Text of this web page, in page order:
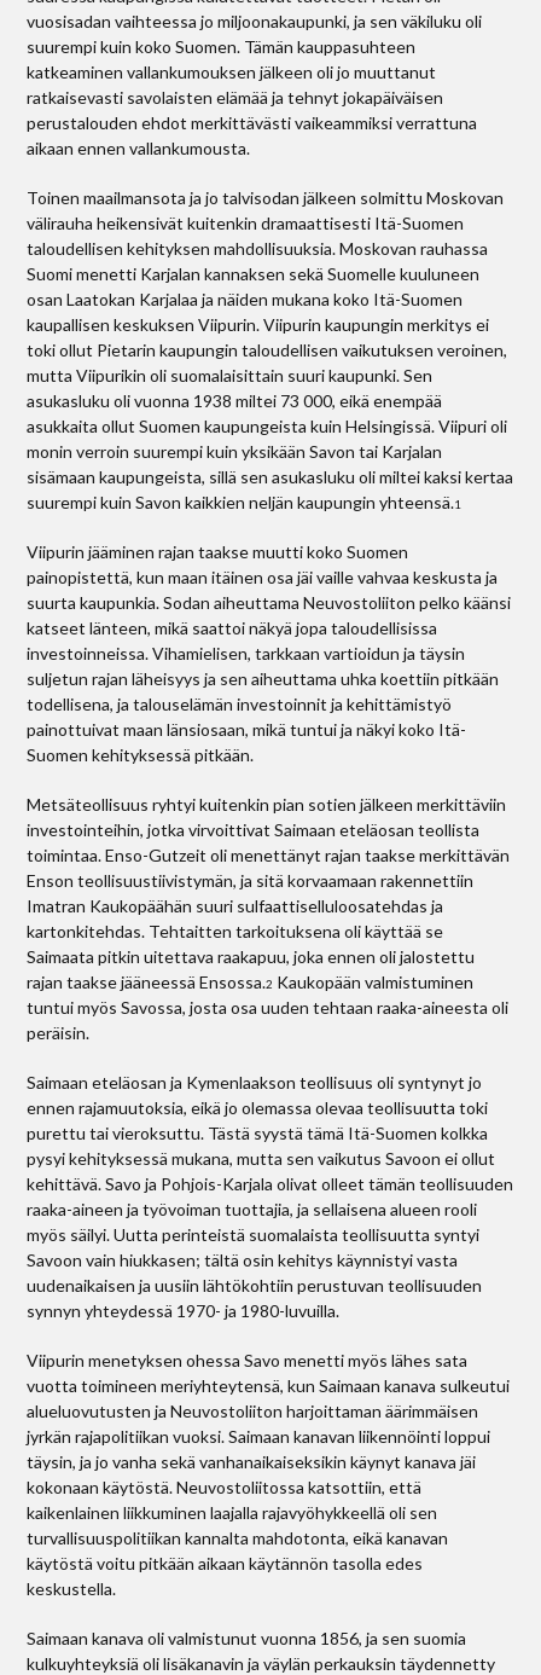
vuosisadan vaihteessa jo miljoonakaupunki, ja sen väkiluku oli
suurempi kuin koko Suomen. Tämän kauppasuhteen
katkeaminen vallankumouksen jälkeen oli jo muuttanut
ratkaisevasti savolaisten elämää ja tehnyt jokapäiväisen
perustalouden ehdot merkittävästi vaikeammiksi verrattuna
aikaan ennen vallankumousta.
Toinen maailmansota ja jo talvisodan jälkeen solmittu Moskovan
välirauha heikensivät kuitenkin dramaattisesti Itä-Suomen
taloudellisen kehityksen mahdollisuuksia. Moskovan rauhassa
Suomi menetti Karjalan kannaksen sekä Suomelle kuuluneen
osan Laatokan Karjalaa ja näiden mukana koko Itä-Suomen
kaupallisen keskuksen Viipurin. Viipurin kaupungin merkitys ei
toki ollut Pietarin kaupungin taloudellisen vaikutuksen veroinen,
mutta Viipurikin oli suomalaisittain suuri kaupunki. Sen
asukasluku oli vuonna 1938 miltei 73 000, eikä enempää
asukkaita ollut Suomen kaupungeista kuin Helsingissä. Viipuri oli
monin verroin suurempi kuin yksikään Savon tai Karjalan
sisämaan kaupungeista, sillä sen asukasluku oli miltei kaksi kertaa
suurempi kuin Savon kaikkien neljän kaupungin yhteensä.1
Viipurin jääminen rajan taakse muutti koko Suomen
painopistettä, kun maan itäinen osa jäi vaille vahvaa keskusta ja
suurta kaupunkia. Sodan aiheuttama Neuvostoliiton pelko käänsi
katseet länteen, mikä saattoi näkyä jopa taloudellisissa
investoinneissa. Vihamielisen, tarkkaan vartioidun ja täysin
suljetun rajan läheisyys ja sen aiheuttama uhka koettiin pitkään
todellisena, ja talouselämän investoinnit ja kehittämistyö
painottuivat maan länsiosaan, mikä tuntui ja näkyi koko Itä-
Suomen kehityksessä pitkään.
Metsäteollisuus ryhtyi kuitenkin pian sotien jälkeen merkittäviin
investointeihin, jotka virvoittivat Saimaan eteläosan teollista
toimintaa. Enso-Gutzeit oli menettänyt rajan taakse merkittävän
Enson teollisuustiivistymän, ja sitä korvaamaan rakennettiin
Imatran Kaukopäähän suuri sulfaattiselluloosatehdas ja
kartonkitehdas. Tehtaitten tarkoituksena oli käyttää se
Saimaata pitkin uitettava raakapuu, joka ennen oli jalostettu
rajan taakse jääneessä Ensossa.2 Kaukopään valmistuminen
tuntui myös Savossa, josta osa uuden tehtaan raaka-aineesta oli
peräisin.
Saimaan eteläosan ja Kymenlaakson teollisuus oli syntynyt jo
ennen rajamuutoksia, eikä jo olemassa olevaa teollisuutta toki
purettu tai vieroksuttu. Tästä syystä tämä Itä-Suomen kolkka
pysyi kehityksessä mukana, mutta sen vaikutus Savoon ei ollut
kehittävä. Savo ja Pohjois-Karjala olivat olleet tämän teollisuuden
raaka-aineen ja työvoiman tuottajia, ja sellaisena alueen rooli
myös säilyi. Uutta perinteistä suomalaista teollisuutta syntyi
Savoon vain hiukkasen; tältä osin kehitys käynnistyi vasta
uudenaikaisen ja uusiin lähtökohtiin perustuvan teollisuuden
synnyn yhteydessä 1970- ja 1980-luvuilla.
Viipurin menetyksen ohessa Savo menetti myös lähes sata
vuotta toimineen meriyhteytensä, kun Saimaan kanava sulkeutui
alueluovutusten ja Neuvostoliiton harjoittaman äärimmäisen
jyrkän rajapolitiikan vuoksi. Saimaan kanavan liikennöinti loppui
täysin, ja jo vanha sekä vanhanaikaiseksikin käynyt kanava jäi
kokonaan käytöstä. Neuvostoliitossa katsottiin, että
kaikenlainen liikkuminen laajalla rajavyöhykkeellä oli sen
turvallisuuspolitiikan kannalta mahdotonta, eikä kanavan
käytöstä voitu pitkään aikaan käytännön tasolla edes
keskustella.
Saimaan kanava oli valmistunut vuonna 1856, ja sen suomia
kulkuyhteyksiä oli lisäkanavin ja väylän perkauksin täydennetty